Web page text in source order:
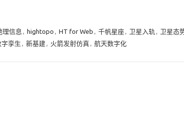
理信息 , hightopo , HT for Web , 千帆星座, 卫星入轨 , 卫星态
字孪生 , 新基建, 火箭发射仿真, 航天数字化